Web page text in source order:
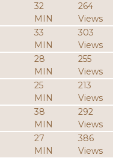
32
MIN
264
Views
33
MIN
303
Views
28
MIN
255
Views
25
MIN
213
Views
38
MIN
292
Views
27
MIN
386
Views